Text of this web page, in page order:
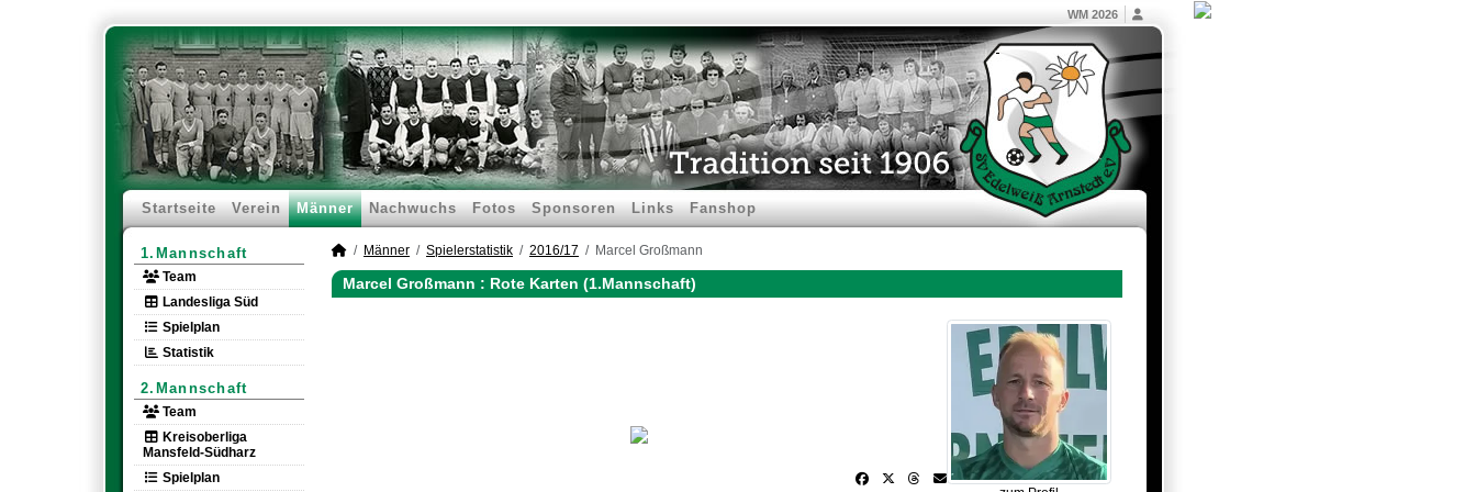
WM 2026
Startseite Verein Männer Nachwuchs Fotos Sponsoren Links Fanshop
1.Mannschaft
Team
Landesliga Süd
Spielplan
Statistik
2.Mannschaft
Team
Kreisoberliga
Mansfeld-Südharz
Spielplan
Männer Spielerstatistik 2016/17 Marcel Großmann
Marcel Großmann : Rote Karten (1.Mannschaft)